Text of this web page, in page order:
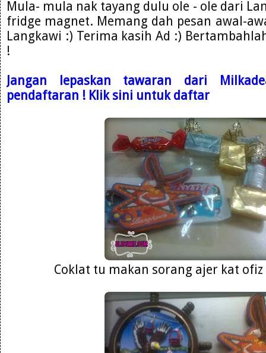
Mula- mula nak tayang dulu ole - ole dari
fridge magnet. Memang dah pesan awal-
Langkawi :) Terima kasih Ad :)
!
Jangan lepaskan tawaran dari
pendaftaran ! Klik sini untuk daftar
Coklat tu makan sorang ajer kat ofiz